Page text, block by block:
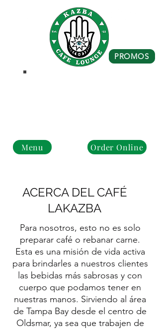
Menu Order Online
PROMOS
ACERCA DEL CAFÉ
LAKAZBA
Para nosotros, esto no es solo
preparar café o rebanar carne.
Esta es una misión de vida activa
para brindarles a nuestros clientes
las bebidas más sabrosas y con
cuerpo que podamos tener en
nuestras manos. Sirviendo al área
de Tampa Bay desde el centro de
Oldsmar, ya sea que trabajen de